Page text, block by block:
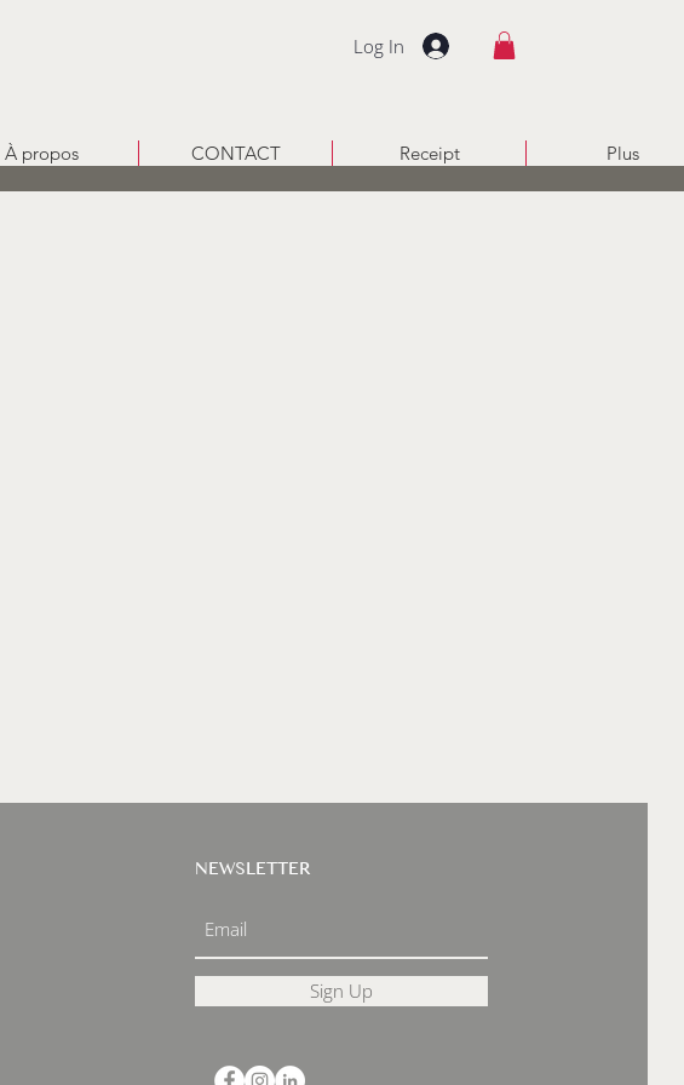
Log In
À propos CONTACT Receipt Plus
NEWSLETTER
Sign Up